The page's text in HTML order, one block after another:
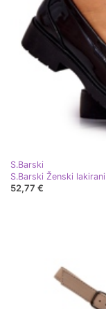
S.Barski
S.Barski Ženski
52,77 €